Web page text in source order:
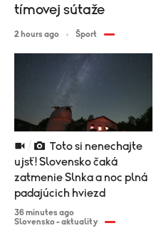
ujsť! Slovensko čaká
zatmenie Slnka a noc plná
padajúcich hviezd
36 minutes ago
Slovensko - aktuality
tímovej sútaže
2 hours ago Šport